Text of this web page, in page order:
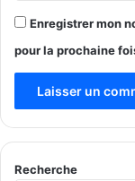
Enregistrer mon
pour la prochaine
Recherche